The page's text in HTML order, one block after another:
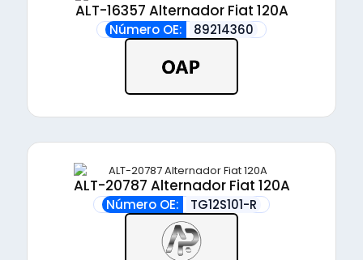
ALT-16357 Alternador Fiat 120A
Número OE: 89214360
ALT-20787 Alternador Fiat 120A
Número OE: TG12S101-R